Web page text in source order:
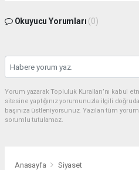
Okuyucu Yorumları (0)
Yorum yazarak Topluluk Kuralları’nı kabul
sitesine yaptığınız yorumunuzla ilgili
başınıza üstleniyorsunuz. Yazılan tüm
sorumlu tutulamaz.
Anasayfa Siyaset